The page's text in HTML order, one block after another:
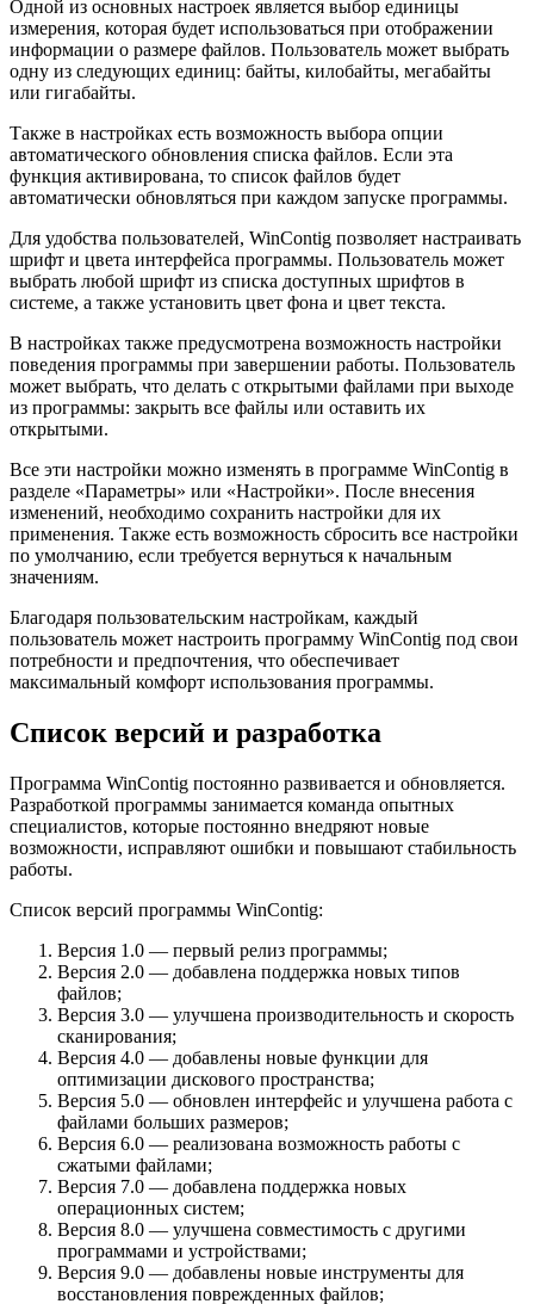
Одной из основных настроек является выбор единицы
измерения, которая будет использоваться при отображении
информации о размере файлов. Пользователь может выбрать
одну из следующих единиц: байты, килобайты, мегабайты
или гигабайты.
Также в настройках есть возможность выбора опции
автоматического обновления списка файлов. Если эта
функция активирована, то список файлов будет
автоматически обновляться при каждом запуске программы.
Для удобства пользователей, WinContig позволяет настраивать
шрифт и цвета интерфейса программы. Пользователь может
выбрать любой шрифт из списка доступных шрифтов в
системе, а также установить цвет фона и цвет текста.
В настройках также предусмотрена возможность настройки
поведения программы при завершении работы. Пользователь
может выбрать, что делать с открытыми файлами при выходе
из программы: закрыть все файлы или оставить их
открытыми.
Все эти настройки можно изменять в программе WinContig в
разделе «Параметры» или «Настройки». После внесения
изменений, необходимо сохранить настройки для их
применения. Также есть возможность сбросить все настройки
по умолчанию, если требуется вернуться к начальным
значениям.
Благодаря пользовательским настройкам, каждый
пользователь может настроить программу WinContig под свои
потребности и предпочтения, что обеспечивает
максимальный комфорт использования программы.
Список версий и разработка
Программа WinContig постоянно развивается и обновляется.
Разработкой программы занимается команда опытных
специалистов, которые постоянно внедряют новые
возможности, исправляют ошибки и повышают стабильность
работы.
Список версий программы WinContig:
Версия 1.0 — первый релиз программы;
Версия 2.0 — добавлена поддержка новых типов
файлов;
Версия 3.0 — улучшена производительность и скорость
сканирования;
Версия 4.0 — добавлены новые функции для
оптимизации дискового пространства;
Версия 5.0 — обновлен интерфейс и улучшена работа с
файлами больших размеров;
Версия 6.0 — реализована возможность работы с
сжатыми файлами;
Версия 7.0 — добавлена поддержка новых
операционных систем;
Версия 8.0 — улучшена совместимость с другими
программами и устройствами;
Версия 9.0 — добавлены новые инструменты для
восстановления поврежденных файлов;